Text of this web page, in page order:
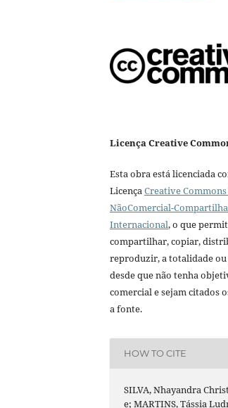
Licença Creative
Esta obra está licenciada
Licença Creative
NãoComercial-
Internacional, o que
compartilhar, copiar,
reproduzir, a totalidade
desde que não tenha
comercial e sejam citados
a fonte.
HOW TO CITE
SILVA, Nhayandra
e; MARTINS, Tássia